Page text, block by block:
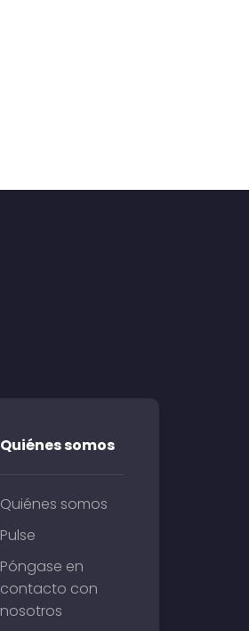
Quiénes somos
Quiénes somos
Pulse
Póngase en
contacto con
nosotros